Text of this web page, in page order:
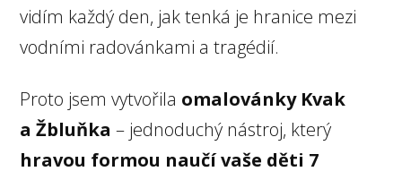
vidím každý den, jak tenká je hranice mezi
vodními radovánkami a tragédií.
Proto jsem vytvořila omalovánky Kvak
a Žbluňka – jednoduchý nástroj, který
hravou formou naučí vaše děti 7